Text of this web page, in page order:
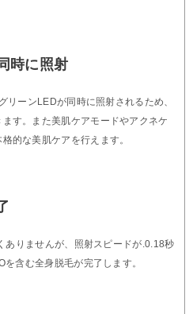
時に照射
リーンLEDが同時に照射されるため、
す。また美肌ケアモードやアクネケ
的な美肌ケアを行えます。
ありませんが、照射スピードが.0.18秒
含む全身脱毛が完了します。